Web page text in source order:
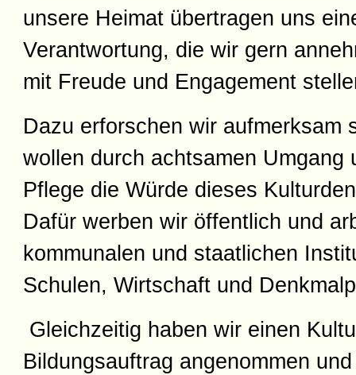
unsere Heimat übertragen uns
Verantwortung, die wir gern
mit Freude und Engagement
Dazu erforschen wir aufmerksam
wollen durch achtsamen Umgang
Pflege die Würde dieses
Dafür werben wir öffentlich und
kommunalen und staatlichen
Schulen, Wirtschaft und
Gleichzeitig haben wir einen
Bildungsauftrag angenommen